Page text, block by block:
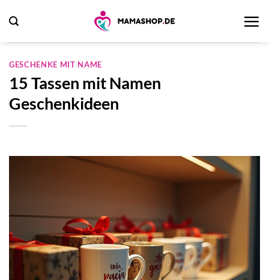
Inhalt
springen
GESCHENKE MIT NAME
15 Tassen mit Namen
Geschenkideen